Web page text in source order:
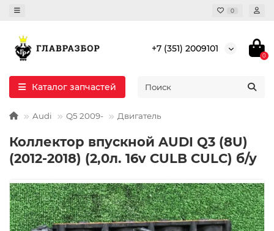
0
+7 (351) 2009101
0
Каталог запчастей
Audi Q5 2009- Двигатель
Коллектор впускной AUDI Q3 (8U)
(2012-2018) (2,0л. 16v CULB CULC) б/у